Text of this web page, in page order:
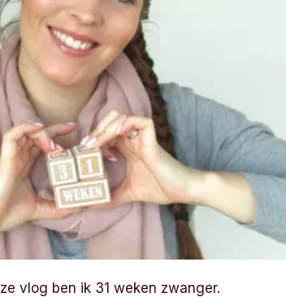
vlog ben ik 31 weken zwanger.